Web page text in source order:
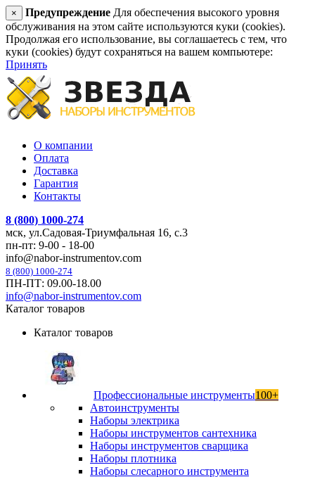
× Предупреждение Для обеспечения высокого уровня
обслуживания на этом сайте используются куки (cookies).
Продолжая его использование, вы соглашаетесь с тем, что
куки (cookies) будут сохраняться на вашем компьютере:
Принять
О компании
Оплата
Доставка
Гарантия
Контакты
8 (800) 1000-274
мск, ул.Садовая-Триумфальная 16, с.3
пн-пт: 9-00 - 18-00
info@nabor-instrumentov.com
8 (800) 1000-274
ПН-ПТ: 09.00-18.00
info@nabor-instrumentov.com
Каталог товаров
Каталог товаров
Профессиональные инструменты100+
Автоинструменты
Наборы электрика
Наборы инструментов сантехника
Наборы инструментов сварщика
Наборы плотника
Наборы слесарного инструмента